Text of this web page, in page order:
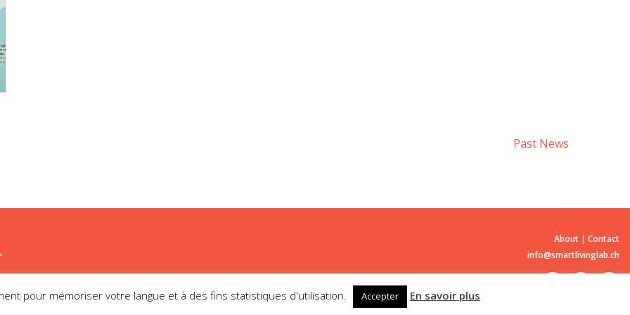
Past News
About | Contact
info@smartlivinglab.ch
| Legal notice
pour mémoriser votre langue et à des fins statistiques d'utilisation. Accepter En savoir plus